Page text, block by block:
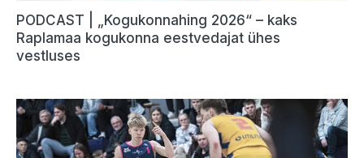
PODCAST | „Kogukonnahing 2026“ – kaks
Raplamaa kogukonna eestvedajat ühes
vestluses